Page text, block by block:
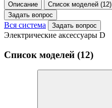
Описание
Список моделей (12)
Задать вопрос
Вся система Задать вопрос
Электрические аксессуары D
Список моделей (12)